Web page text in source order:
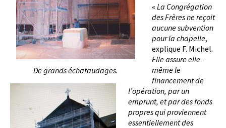
De grands échafaudages.
« La Congrégation
des Frères ne reçoit
aucune subvention
pour la chapelle,
explique F. Michel.
Elle assure elle-
même le
financement de
l’opération, par un
emprunt, et par des fonds
propres qui proviennent
essentiellement des